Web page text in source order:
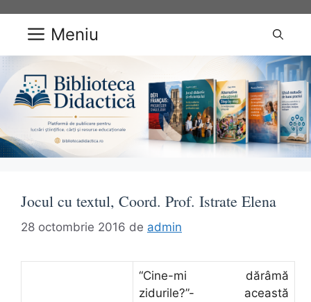
conținut Meniu
Jocul cu textul, Coord. Prof. Istrate Elena
28 octombrie 2016 de admin
“Cine-mi dărâmă
zidurile?”- această